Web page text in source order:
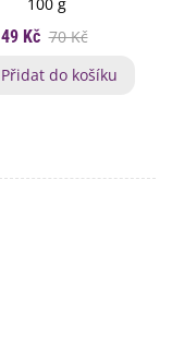
100 g
49 Kč 70 Kč
Přidat do košíku